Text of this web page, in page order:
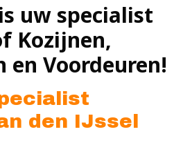
uw specialist
Kozijnen,
en Voordeuren!
den IJssel